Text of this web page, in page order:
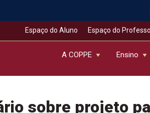
Espaço do Aluno Espaço do
A COPPE Ensino
sobre projeto